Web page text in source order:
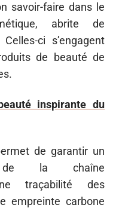
savoir-faire dans le
abrite de
ci s’engagent
de beauté de
inspirante du
de garantir un
de la chaîne
traçabilité des
empreinte carbone